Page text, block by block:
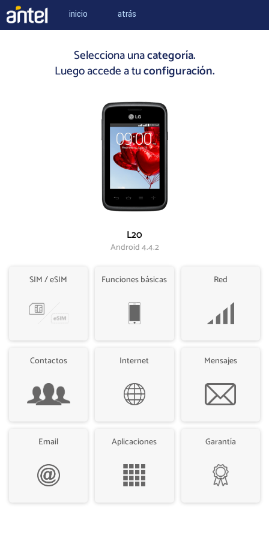
inicio atrás
Selecciona unacategoría.
Luego accede a tuconfiguración.
L20
Android 4.4.2
SIM / eSIM Funciones básicas Red
Contactos Internet Mensajes
Email Aplicaciones Garantía